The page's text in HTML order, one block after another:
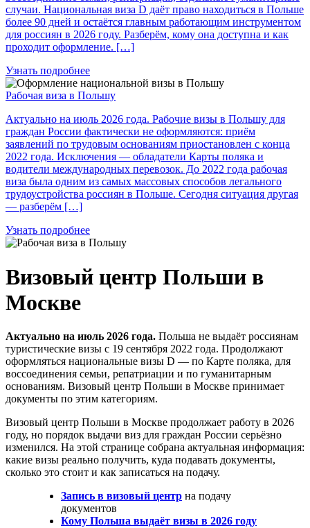
случаи. Национальная виза D даёт право находиться в Польше
более 90 дней и остаётся главным работающим инструментом
для россиян в 2026 году. Разберём, кому она доступна и как
проходит оформление. […]
Узнать подробнее
Рабочая виза в Польшу
Актуально на июль 2026 года. Рабочие визы в Польшу для
граждан России фактически не оформляются: приём
заявлений по трудовым основаниям приостановлен с конца
2022 года. Исключения — обладатели Карты поляка и
водители международных перевозок. До 2022 года рабочая
виза была одним из самых массовых способов легального
трудоустройства россиян в Польше. Сегодня ситуация другая
— разберём […]
Узнать подробнее
Визовый центр Польши в
Москве
Актуально на июль 2026 года. Польша не выдаёт россиянам
туристические визы с 19 сентября 2022 года. Продолжают
оформляться национальные визы D — по Карте поляка, для
воссоединения семьи, репатриации и по гуманитарным
основаниям. Визовый центр Польши в Москве принимает
документы по этим категориям.
Визовый центр Польши в Москве продолжает работу в 2026
году, но порядок выдачи виз для граждан России серьёзно
изменился. На этой странице собрана актуальная информация:
какие визы реально получить, куда подавать документы,
сколько это стоит и как записаться на подачу.
Запись в визовый центр на подачу
документов
Кому Польша выдаёт визы в 2026 году